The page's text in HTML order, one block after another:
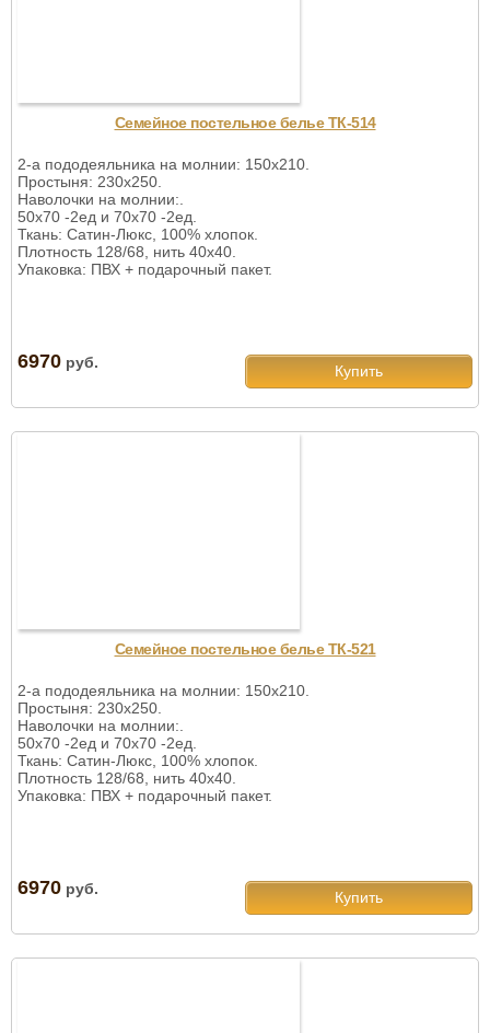
Семейное постельное белье ТК-514
2-а пододеяльника на молнии: 150х210.
Простыня: 230х250.
Наволочки на молнии:.
50х70 -2ед и 70х70 -2ед.
Ткань: Сатин-Люкс, 100% хлопок.
Плотность 128/68, нить 40х40.
Упаковка: ПВХ + подарочный пакет.
6970 руб. Купить
Семейное постельное белье ТК-521
2-а пододеяльника на молнии: 150х210.
Простыня: 230х250.
Наволочки на молнии:.
50х70 -2ед и 70х70 -2ед.
Ткань: Сатин-Люкс, 100% хлопок.
Плотность 128/68, нить 40х40.
Упаковка: ПВХ + подарочный пакет.
6970 руб. Купить